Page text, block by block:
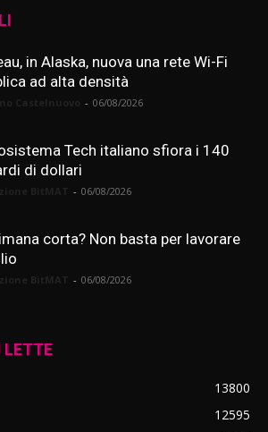
in Alaska, nuova una rete Wi-Fi
ad alta densità
- 06/08/2026
Tech italiano sfiora i 140
di dollari
- 06/08/2026
corta? Non basta per lavorare
- 06/08/2026
LETTE
13800
12595